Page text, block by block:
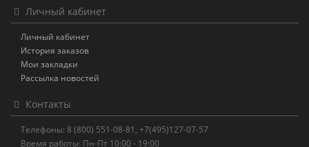
Личный кабинет
Личный кабинет
История заказов
Мои закладки
Рассылка новостей
Контакты
Телефоны: 8 (800) 551-08-81, +7(495)127-07-57
Время работы: Пн-Пт 10:00 - 19:00